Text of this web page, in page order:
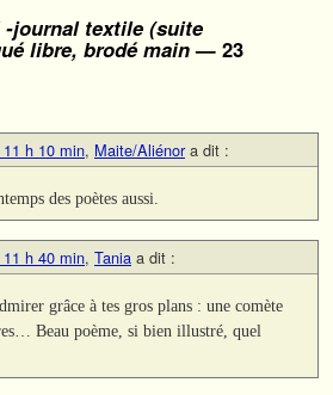
-journal textile (suite
libre, brodé main— 23
h 10 min, Maite/Aliénor a dit :
des poètes aussi.
h 40 min, Tania a dit :
grâce à tes gros plans : une comète
Beau poème, si bien illustré, quel